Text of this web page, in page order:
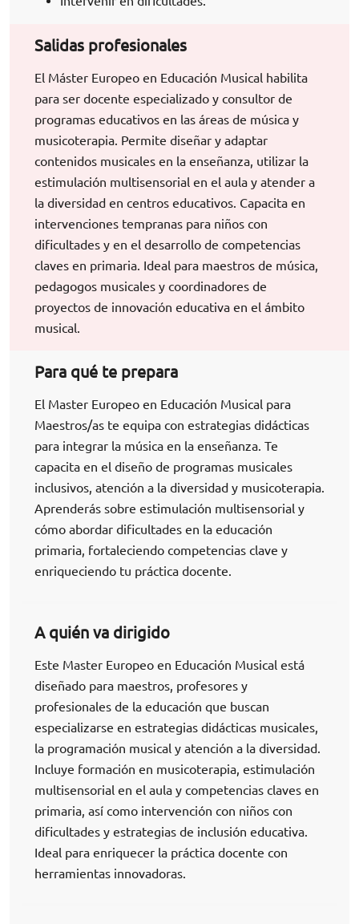
Salidas profesionales
El Máster Europeo en Educación Musical habilita
para ser docente especializado y consultor de
programas educativos en las áreas de música y
musicoterapia. Permite diseñar y adaptar
contenidos musicales en la enseñanza, utilizar la
estimulación multisensorial en el aula y atender a
la diversidad en centros educativos. Capacita en
intervenciones tempranas para niños con
dificultades y en el desarrollo de competencias
claves en primaria. Ideal para maestros de música,
pedagogos musicales y coordinadores de
proyectos de innovación educativa en el ámbito
musical.
Para qué te prepara
El Master Europeo en Educación Musical para
Maestros/as te equipa con estrategias didácticas
para integrar la música en la enseñanza. Te
capacita en el diseño de programas musicales
inclusivos, atención a la diversidad y musicoterapia.
Aprenderás sobre estimulación multisensorial y
cómo abordar dificultades en la educación
primaria, fortaleciendo competencias clave y
enriqueciendo tu práctica docente.
A quién va dirigido
Este Master Europeo en Educación Musical está
diseñado para maestros, profesores y
profesionales de la educación que buscan
especializarse en estrategias didácticas musicales,
la programación musical y atención a la diversidad.
Incluye formación en musicoterapia, estimulación
multisensorial en el aula y competencias claves en
primaria, así como intervención con niños con
dificultades y estrategias de inclusión educativa.
Ideal para enriquecer la práctica docente con
herramientas innovadoras.